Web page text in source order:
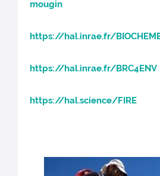
mougin
https://hal.inrae.fr/
https://hal.inrae.fr/BRC4ENV
https://hal.science/FIRE